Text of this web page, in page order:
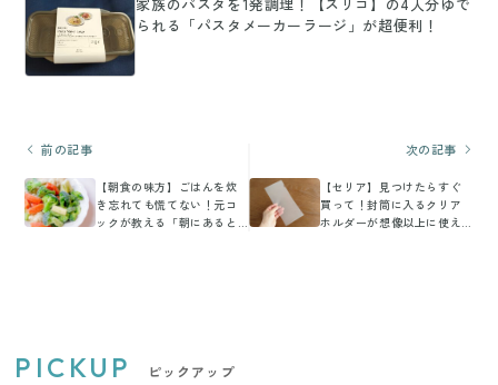
られる「パスタメーカーラージ」が超便利！
前の記事
【朝食の味方】ごはんを炊
き忘れても慌てない！元コ
ックが教える「朝にあると
次の記事
【セリア】見つけたらすぐ
買って！封筒に入るクリア
ホルダーが想像以上に使え
PICKUP ピックアップ